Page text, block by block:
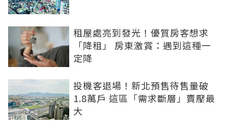
租屋處亮到發光！優質房客想求
「降租」 房東激賞：遇到這種一
定降
投機客退場！新北預售待售量破
1.8萬戶 這區「需求斷層」賣壓最
大